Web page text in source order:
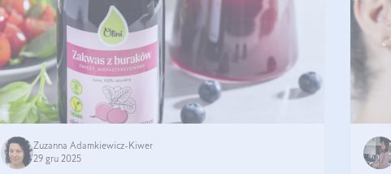
Zuzanna Adamkiewicz-Kiwer
29 gru 2025